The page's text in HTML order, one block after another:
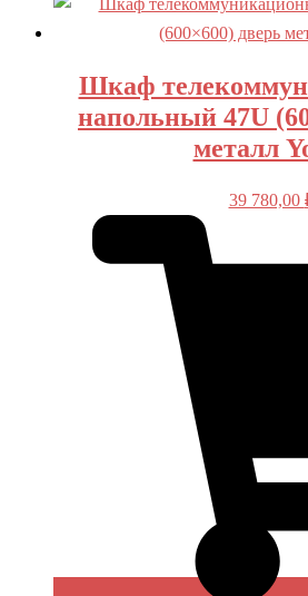
Шкаф
напольный 47U
металл
39 780,00